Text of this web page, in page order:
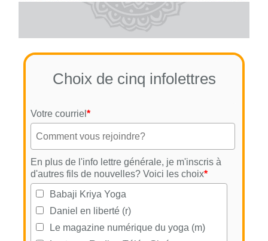
Choix de cinq infolettres
Votre courriel *
En plus de l'info lettre générale, je m'inscris à
d'autres fils de nouvelles? Voici les choix*
Babaji Kriya Yoga
Daniel en liberté (r)
Le magazine numérique du yoga (m)